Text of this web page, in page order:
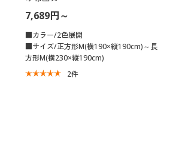
7,689円～
■カラー/2色展開
■サイズ/正方形M(横190×縦190cm)～長
方形M(横230×縦190cm)
2件